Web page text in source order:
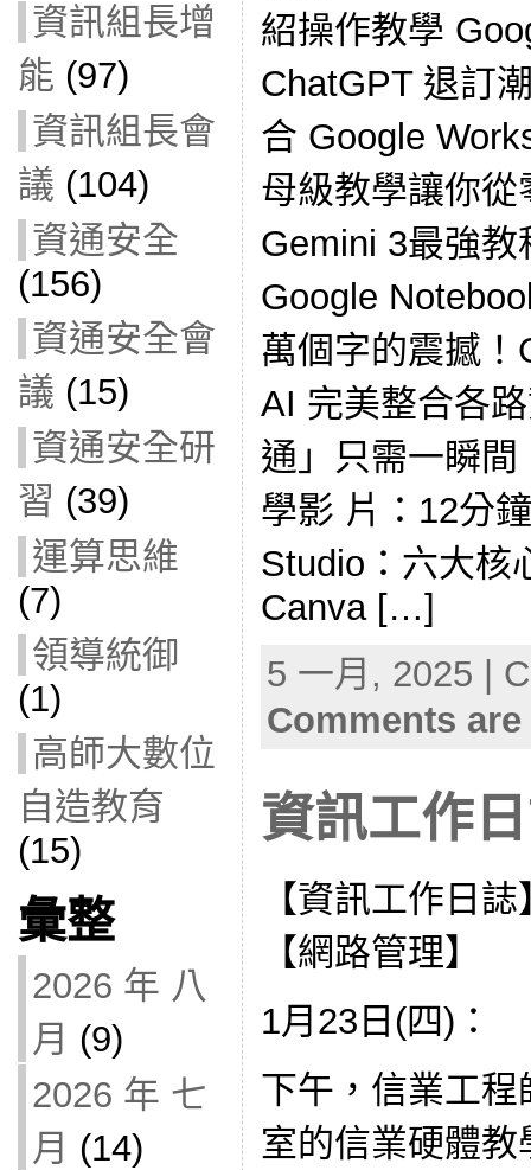
資訊組長增
能 (97)
資訊組長會
議 (104)
資通安全
(156)
資通安全會
議 (15)
資通安全研
習 (39)
運算思維
(7)
領導統御
(1)
高師大數位
自造教育
(15)
彙整
2026 年 八
月 (9)
2026 年 七
月 (14)
紹操作教學
ChatGPT 退訂
合 Google
母級教學讓你
Gemini 3最強
Google
萬個字的震撼
AI 完美整合各
通」只需一瞬
學影 片：12分
Studio：六大核
Canva […]
5 一月, 2025 |
Comments
資訊工作
【資訊工作日
【網路管理】
1月23日(四)：
下午，信業工
室的信業硬體